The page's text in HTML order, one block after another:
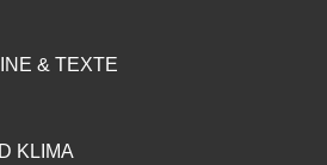
& TEXTE
KLIMA